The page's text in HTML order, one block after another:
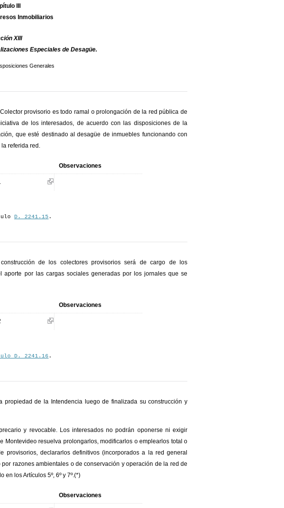
III
Inmobiliarios
XIII
Especiales de Desagüe.
Generales
Colector provisorio es todo ramal o prolongación de la red pública de
de los interesados, de acuerdo con las disposiciones de la
que esté destinado al desagüe de inmuebles funcionando con
referida red.
Observaciones
D. 2241.15 .
de los colectores provisorios será de cargo de los
aporte por las cargas sociales generadas por los jornales que se
Observaciones
D. 2241.16 .
propiedad de la Intendencia luego de finalizada su construcción y
y revocable. Los interesados no podrán oponerse ni exigir
resuelva prolongarlos, modificarlos o emplearlos total o
provisorios, declararlos definitivos (incorporados a la red general
razones ambientales o de conservación y operación de la red de
los Artículos 5º, 6º y 7º.(*)
Observaciones